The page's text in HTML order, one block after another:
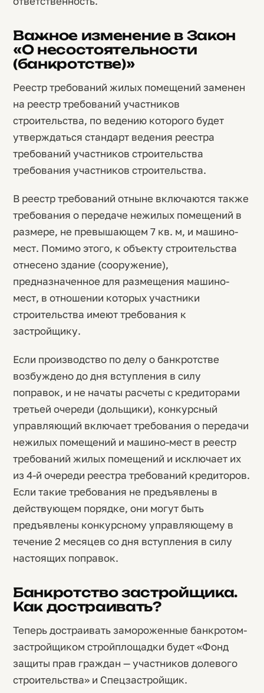
Важное изменение в Закон
«О несостоятельности
(банкротстве)»
Реестр требований жилых помещений заменен
на реестр требований участников
строительства, по ведению которого будет
утверждаться стандарт ведения реестра
требований участников строительства
требования участников строительства.
В реестр требований отныне включаются также
требования о передаче нежилых помещений в
размере, не превышающем 7 кв. м, и машино-
мест. Помимо этого, к объекту строительства
отнесено здание (сооружение),
предназначенное для размещения машино-
мест, в отношении которых участники
строительства имеют требования к
застройщику.
Если производство по делу о банкротстве
возбуждено до дня вступления в силу
поправок, и не начаты расчеты с кредиторами
третьей очереди (дольщики), конкурсный
управляющий включает требования о передачи
нежилых помещений и машино-мест в реестр
требований жилых помещений и исключает их
из 4-й очереди реестра требований кредиторов.
Если такие требования не предъявлены в
действующем порядке, они могут быть
предъявлены конкурсному управляющему в
течение 2 месяцев со дня вступления в силу
настоящих поправок.
Банкротство застройщика.
Как достраивать?
Теперь достраивать замороженные банкротом-
застройщиком стройплощадки будет «Фонд
защиты прав граждан — участников долевого
строительства» и Спецзастройщик.